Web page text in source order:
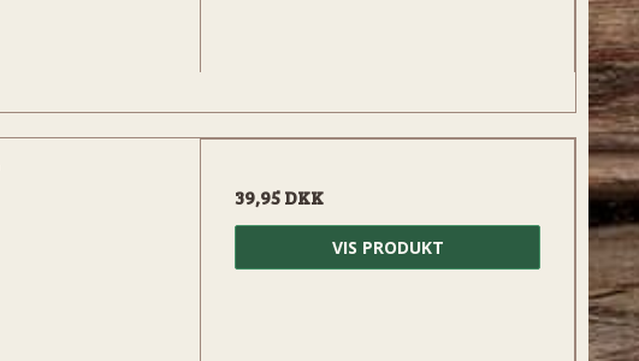
39,95 DKK
VIS PRODUKT